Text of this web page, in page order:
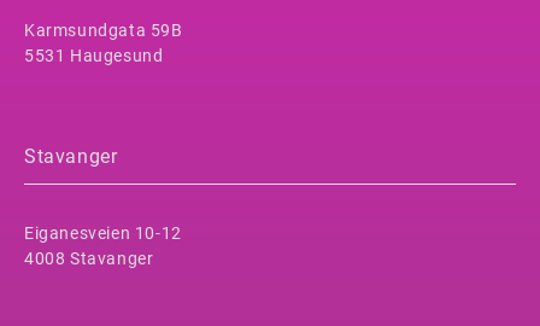
Karmsundgata 59B
5531 Haugesund
Stavanger
Eiganesveien 10-12
4008 Stavanger